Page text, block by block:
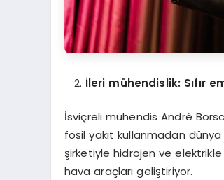
İleri mühendislik: Sıfır
İsviçreli mühendis André
fosil yakıt kullanmadan
şirketiyle hidrojen ve elektrikle
hava araçları geliştiriyor.